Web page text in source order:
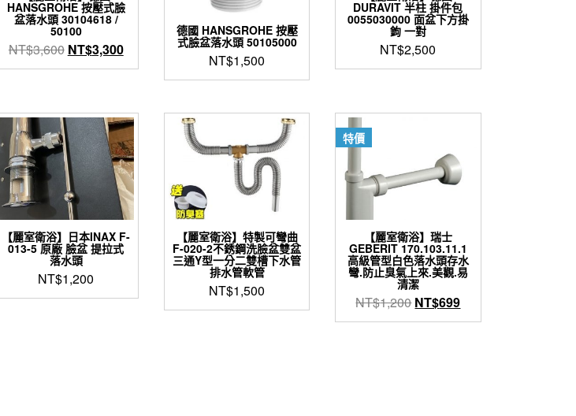
HANSGROHE 按壓式臉
盆落水頭 30104618 /
50100
NT$3,600 原
始
NT$3,600。
NT$3,300目
前
NT$3,300。
德國 HANSGROHE 按壓
式臉盆落水頭 50105000
NT$1,500
DURAVIT 半柱 掛件包
0055030000 面盆下方掛
鉤 一對
NT$2,500
【麗室衛浴】日本INAX F-
013-5 原廠 臉盆 提拉式
落水頭
NT$1,200
【麗室衛浴】特製可彎曲
F-020-2不銹鋼洗臉盆雙盆
三通Y型一分二雙槽下水管
排水管軟管
NT$1,500
特價
【麗室衛浴】瑞士
GEBERIT 170.103.11.1
高級管型白色落水頭存水
彎.防止臭氣上來.美觀.易
清潔
NT$1,200原
始
NT$699目
前